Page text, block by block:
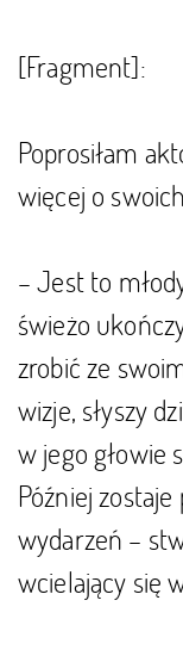
[Fragment]:
Poprosiłam
więcej o
– Jest to
świeżo
zrobić ze
wizje, słyszy
w jego głowie
Później
wydarzeń –
wcielający się